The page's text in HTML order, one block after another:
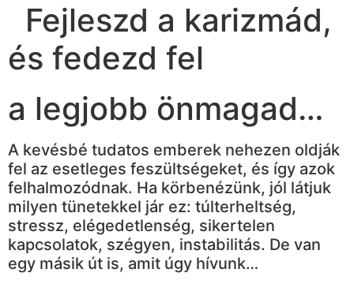
Fejleszd a karizmád,
és fedezd fel
a legjobb önmagad…
A kevésbé tudatos emberek nehezen oldják
fel az esetleges feszültségeket, és így azok
felhalmozódnak. Ha körbenézünk, jól látjuk
milyen tünetekkel jár ez: túlterheltség,
stressz, elégedetlenség, sikertelen
kapcsolatok, szégyen, instabilitás. De van
egy másik út is, amit úgy hívunk…